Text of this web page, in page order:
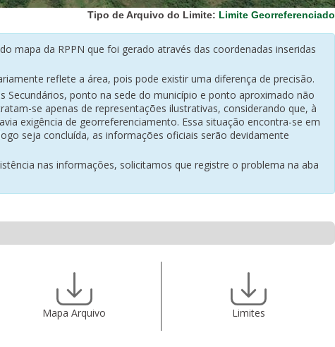
Tipo de Arquivo do Limite: Limite Georreferenciado
mapa da RPPN que foi gerado através das coordenadas inseridas
reflete a área, pois pode existir uma diferença de precisão.
Secundários, ponto na sede do município e ponto aproximado não
se apenas de representações ilustrativas, considerando que, à
exigência de georreferenciamento. Essa situação encontra-se em
seja concluída, as informações oficiais serão devidamente
nas informações, solicitamos que registre o problema na aba
Mapa Arquivo Limites